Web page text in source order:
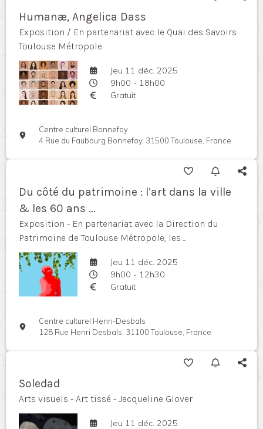
Humanæ, Angelica Dass
Exposition / En partenariat avec le Quai des Savoirs
Toulouse Métropole
Jeu 11 déc. 2025
9h00 - 18h00
Gratuit
Centre culturel Bonnefoy
4 Rue du Faubourg Bonnefoy, 31500 Toulouse, France
Du côté du patrimoine : l’art dans la ville
& les 60 ans ...
Exposition - En partenariat avec la Direction du
Patrimoine de Toulouse Métropole, les ...
Jeu 11 déc. 2025
9h00 - 12h30
Gratuit
Centre culturel Henri-Desbals
128 Rue Henri Desbals, 31100 Toulouse, France
Soledad
Arts visuels - Art tissé - Jacqueline Glover
Jeu 11 déc. 2025